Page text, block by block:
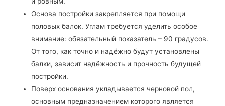
Основа постройки закрепляется при помощи
половых балок. Углам требуется уделить особое
внимание: обязательный показатель – 90 градусов.
От того, как точно и надёжно будут установлены
балки, зависит надёжность и прочность будущей
постройки.
Поверх основания укладывается черновой пол,
основным предназначением которого является